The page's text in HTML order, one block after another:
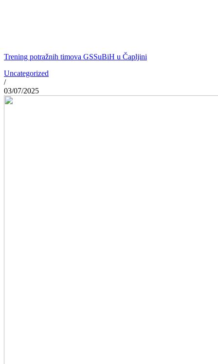
Trening potražnih timova GSSuBiH u Čapljini
Uncategorized
/
03/07/2025